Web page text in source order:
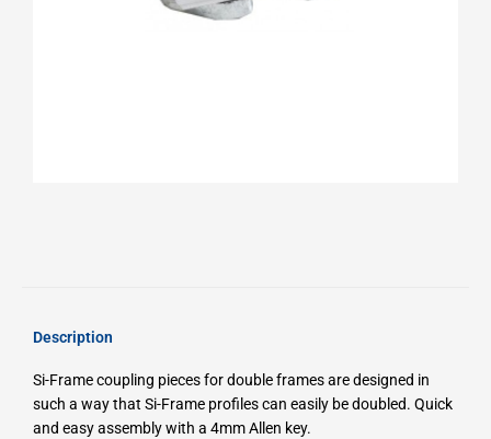
Description
Si-Frame coupling pieces for double frames are designed in
such a way that Si-Frame profiles can easily be doubled. Quick
and easy assembly with a 4mm Allen key.